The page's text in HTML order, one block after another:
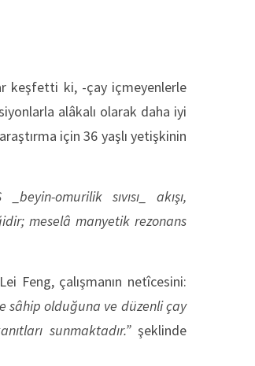
keşfetti ki, -çay içmeyenlerle
alâkalı olarak daha iyi
için 36 yaşlı yetişkinin
omurilik sıvısı_ akışı,
meselâ manyetik rezonans
Feng, çalışmanın netîcesini:
sâhip olduğuna ve düzenli çay
sunmaktadır.”şeklinde